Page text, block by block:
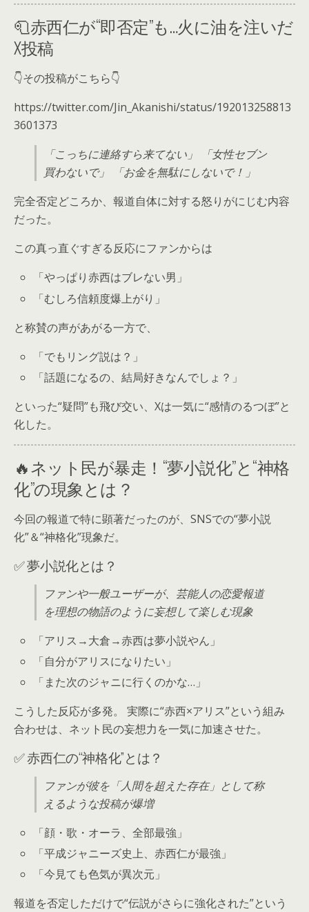
🧻赤西仁が“即否定”も…火に油を注いだ
X投稿
👇その投稿がこちら👇
https://twitter.com/Jin_Akanishi/status/192013258813
3601373
「こっちに連絡すら来てない」 「女性セブン
買わないで」 「お金を無駄にしないで！」
完全否定どころか、報道自体に対する怒りがにじむ内容
だった。
この真っ直ぐすぎる反応にファンからは
「やっぱり赤西はブレない男」
「むしろ信頼度爆上がり」
と称賛の声があがる一方で、
「でもリング説は？」
「話題になるの、結局好きなんでしょ？」
といった“疑問”も飛び交い、Xは一気に“感情のるつぼ”と
化した。
🔥ネット民が暴走！“夢小説化”と“神格
化”の現象とは？
今回の報道で特に顕著だったのが、SNSでの“夢小説
化”＆“神格化”現象だ。
✅ 夢小説化とは？
ファンや一般ユーザーが、芸能人の恋愛報道
を理想の物語のように妄想して楽しむ現象
「アリス→大倉→赤西は夢小説やん」
「自分がアリスになりたい」
「また次のジャニに行くのかな…」
こうした反応が多発。 実際に“赤西×アリス”という組み
合わせは、ネット民の妄想力を一気に加速させた。
✅ 赤西仁の“神格化”とは？
ファンが彼を「人間を超えた存在」として称
えるような投稿が爆増
「顔・歌・オーラ、全部最強」
「平成ジャニーズ史上、赤西仁が最強」
「今見ても色気が異次元」
報道を否定しただけで“伝説がさらに強化された”という